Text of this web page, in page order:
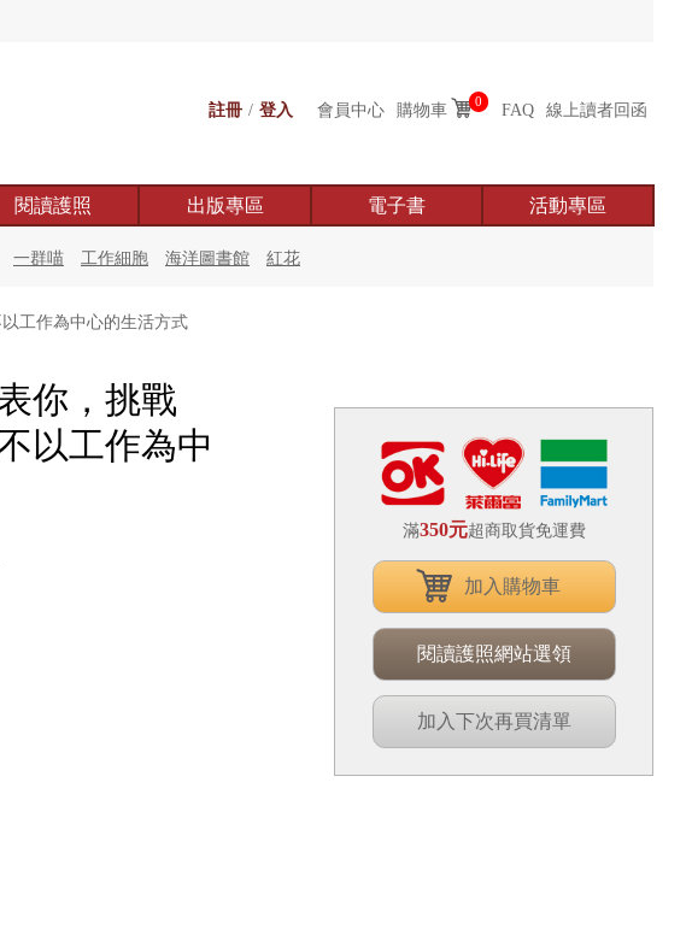
註冊 / 登入 會員中心 購物車 0 FAQ 線上讀者回函
閱讀護照 出版專區 電子書 活動專區
一群喵 工作細胞 海洋圖書館 紅花
工作為中心的生活方式
你，挑戰
以工作為中
滿350元超商取貨免運費
加入購物車
閱讀護照網站選領
加入下次再買清單